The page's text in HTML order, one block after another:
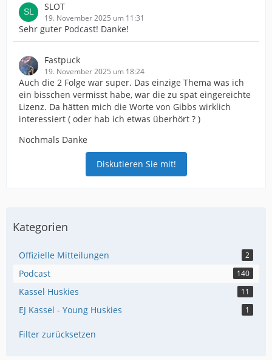
SLOT
19. November 2025 um 11:31
Sehr guter Podcast! Danke!
Fastpuck
19. November 2025 um 18:24
Auch die 2 Folge war super. Das einzige Thema was ich
ein bisschen vermisst habe, war die zu spät eingereichte
Lizenz. Da hätten mich die Worte von Gibbs wirklich
interessiert ( oder hab ich etwas überhört ? )
Nochmals Danke
Diskutieren Sie mit!
Kategorien
Offizielle Mitteilungen 2
Podcast 140
Kassel Huskies 11
EJ Kassel - Young Huskies 1
Filter zurücksetzen